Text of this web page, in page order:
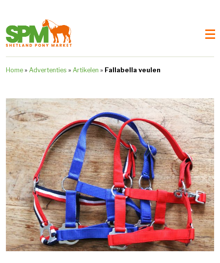
Home » Advertenties » Artikelen » Fallabella veulen